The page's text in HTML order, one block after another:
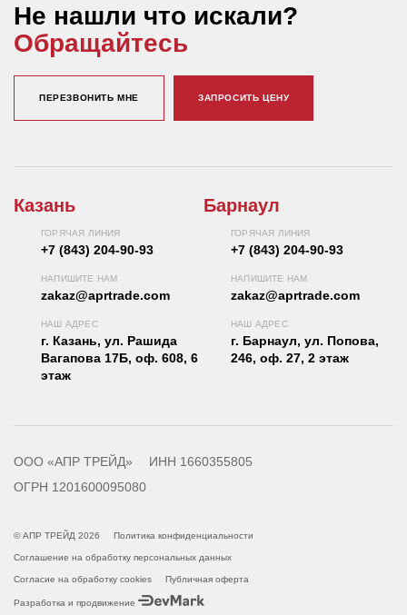
Не нашли что искали?
Обращайтесь
ПЕРЕЗВОНИТЬ МНЕ ЗАПРОСИТЬ ЦЕНУ
Казань
ГОРЯЧАЯ ЛИНИЯ
+7 (843) 204-90-93
НАПИШИТЕ НАМ
zakaz@aprtrade.com
НАШ АДРЕС
г. Казань, ул. Рашида
Вагапова 17Б, оф. 608, 6
этаж
Барнаул
ГОРЯЧАЯ ЛИНИЯ
+7 (843) 204-90-93
НАПИШИТЕ НАМ
zakaz@aprtrade.com
НАШ АДРЕС
г. Барнаул, ул. Попова,
246, оф. 27, 2 этаж
ООО «АПР ТРЕЙД»
ИНН 1660355805
ОГРН 1201600095080
© АПР ТРЕЙД 2026 Политика конфиденциальности
Соглашение на обработку персональных данных
Согласие на обработку cookies Публичная оферта
Разработка и продвижение